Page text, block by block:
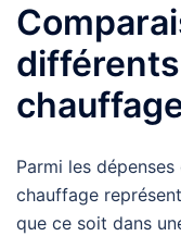
Parmi les
chauffage
que ce soit dans